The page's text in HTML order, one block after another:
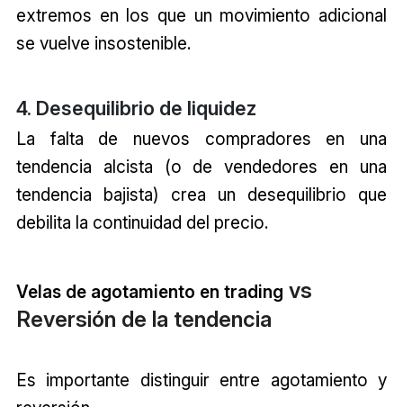
extremos en los que un movimiento adicional
se vuelve insostenible.
4. Desequilibrio de liquidez
La falta de nuevos compradores en una
tendencia alcista (o de vendedores en una
tendencia bajista) crea un desequilibrio que
debilita la continuidad del precio.
Velas de agotamiento en trading vs
Reversión de la tendencia
Es importante distinguir entre agotamiento y